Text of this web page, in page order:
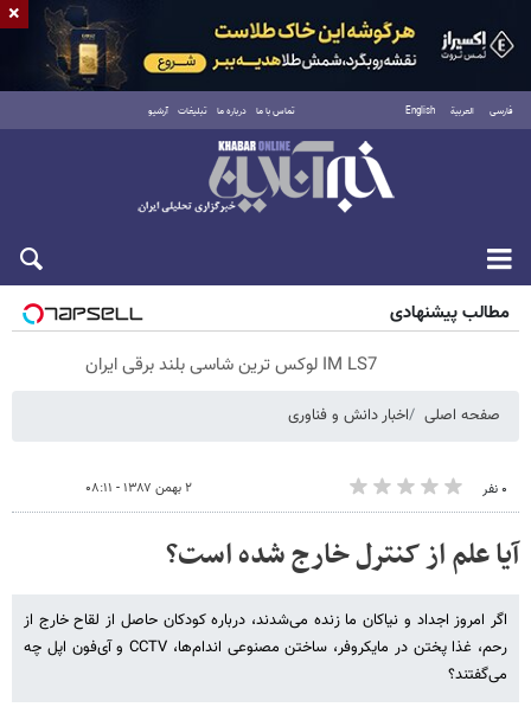
فارسی العربية English تماس با ما درباره ما تبلیغات آرشیو
پنجشنبه ۱۵ مرداد ۱۴۰۵
مطالب پیشنهادی
IM LS7 لوکس ترین شاسی بلند برقی ایران
صفحه اصلی اخبار دانش و فناوری
۰ نفر ۲ بهمن ۱۳۸۷ - ۰۸:۱۱
آیا علم از کنترل خارج شده است؟
اگر امروز اجداد و نیاکان ما زنده می‌شدند، درباره کودکان حاصل از لقاح خارج از
رحم، غذا پختن در مایکروفر، ساختن مصنوعی اندام‌ها، CCTV و آی‌فون اپل چه
می‌گفتند؟
×